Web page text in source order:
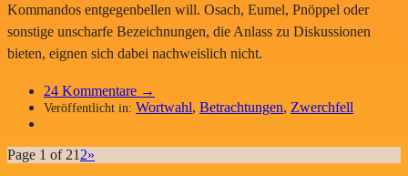
Kommandos entgegenbellen will. Osach, Eumel, Pnöppel oder
sonstige unscharfe Bezeichnungen, die Anlass zu Diskussionen
bieten, eignen sich dabei nachweislich nicht.
24 Kommentare →
Veröffentlicht in: Wortwahl, Betrachtungen, Zwerchfell
Page 1 of 21 2»